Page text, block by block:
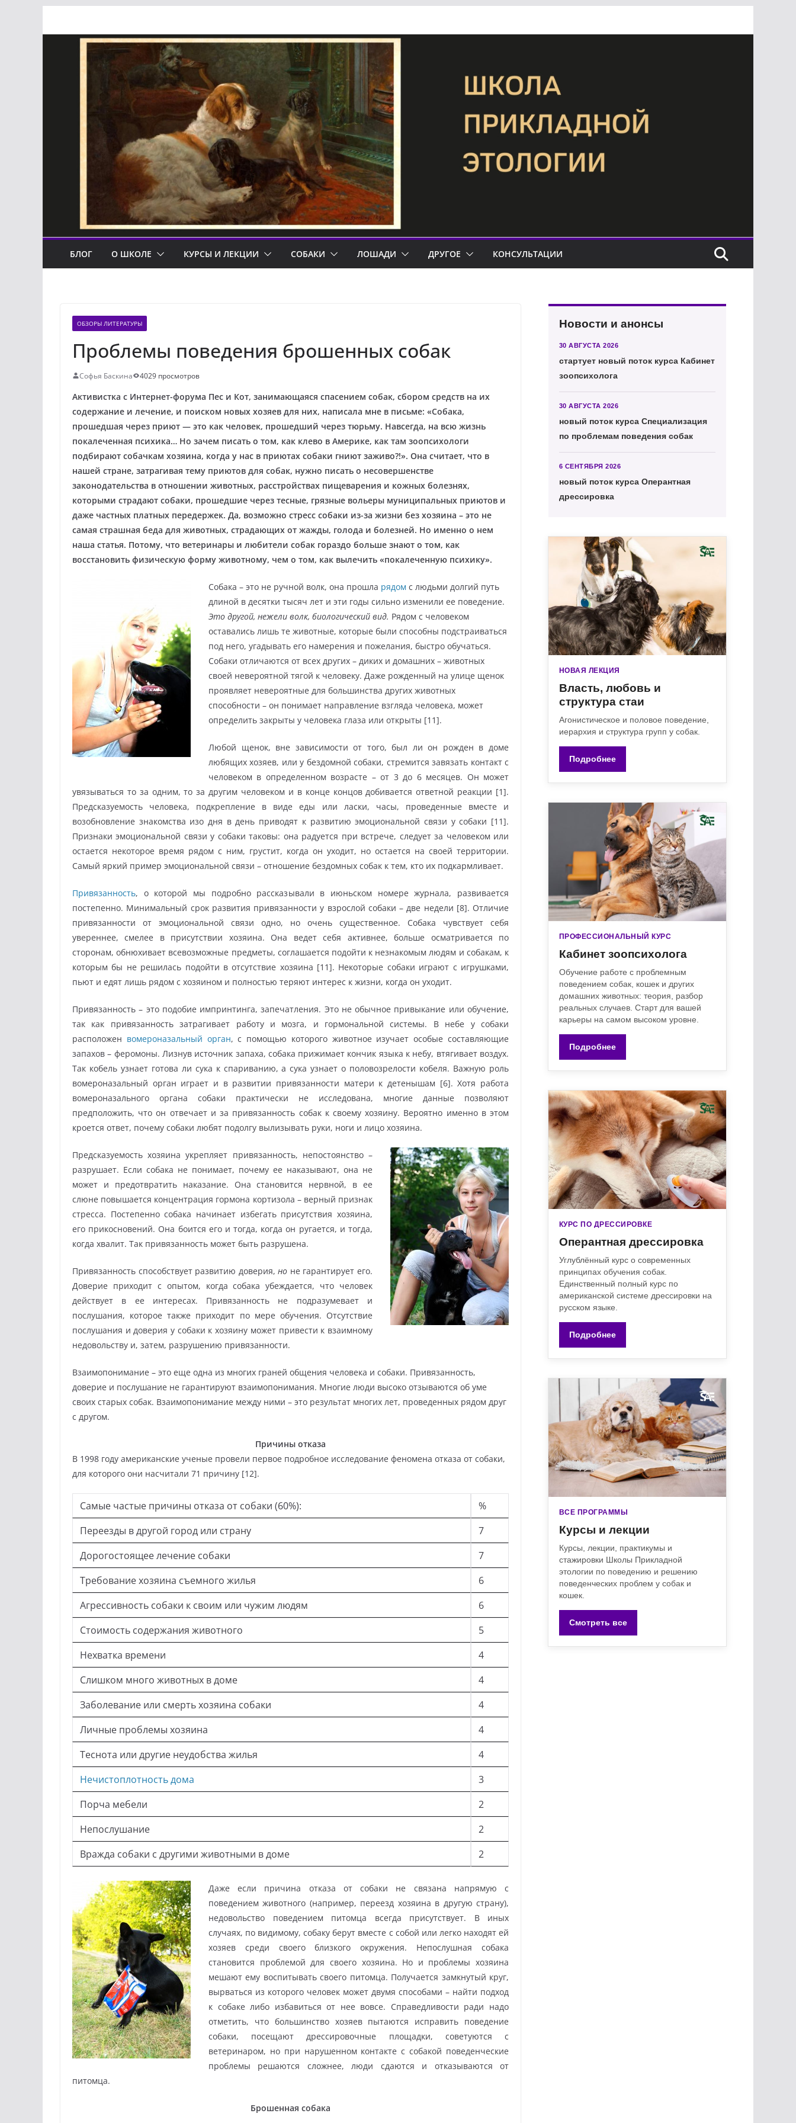
содержимому
БЛОГ О ШКОЛЕ КУРСЫ И ЛЕКЦИИ СОБАКИ ЛОШАДИ ДРУГОЕ КОНСУЛЬТАЦИИ
ОБЗОРЫ ЛИТЕРАТУРЫ
Проблемы поведения брошенных собак
Софья Баскина 4029 просмотров
Активистка с Интернет-форума Пес и Кот, занимающаяся спасением собак, сбором средств на их
содержание и лечение, и поиском новых хозяев для них, написала мне в письме: «Собака,
прошедшая через приют — это как человек, прошедший через тюрьму. Навсегда, на всю жизнь
покалеченная психика… Но зачем писать о том, как клево в Америке, как там зоопсихологи
подбирают собачкам хозяина, когда у нас в приютах собаки гниют заживо?!». Она считает, что в
нашей стране, затрагивая тему приютов для собак, нужно писать о несовершенстве
законодательства в отношении животных, расстройствах пищеварения и кожных болезнях,
которыми страдают собаки, прошедшие через тесные, грязные вольеры муниципальных приютов и
даже частных платных передержек. Да, возможно стресс собаки из-за жизни без хозяина – это не
самая страшная беда для животных, страдающих от жажды, голода и болезней. Но именно о нем
наша статья. Потому, что ветеринары и любители собак гораздо больше знают о том, как
восстановить физическую форму животному, чем о том, как вылечить «покалеченную психику».
Собака – это не ручной волк, она прошла рядом с людьми долгий путь
длиной в десятки тысяч лет и эти годы сильно изменили ее поведение.
Это другой, нежели волк, биологический вид. Рядом с человеком
оставались лишь те животные, которые были способны подстраиваться
под него, угадывать его намерения и пожелания, быстро обучаться.
Собаки отличаются от всех других – диких и домашних – животных
своей невероятной тягой к человеку. Даже рожденный на улице щенок
проявляет невероятные для большинства других животных
способности – он понимает направление взгляда человека, может
определить закрыты у человека глаза или открыты [11].
Любой щенок, вне зависимости от того, был ли он рожден в доме
любящих хозяев, или у бездомной собаки, стремится завязать контакт с
человеком в определенном возрасте – от 3 до 6 месяцев. Он может
увязываться то за одним, то за другим человеком и в конце концов добивается ответной реакции [1].
Предсказуемость человека, подкрепление в виде еды или ласки, часы, проведенные вместе и
возобновление знакомства изо дня в день приводят к развитию эмоциональной связи у собаки [11].
Признаки эмоциональной связи у собаки таковы: она радуется при встрече, следует за человеком или
остается некоторое время рядом с ним, грустит, когда он уходит, но остается на своей территории.
Самый яркий пример эмоциональной связи – отношение бездомных собак к тем, кто их подкармливает.
Привязанность, о которой мы подробно рассказывали в июньском номере журнала, развивается
постепенно. Минимальный срок развития привязанности у взрослой собаки – две недели [8]. Отличие
привязанности от эмоциональной связи одно, но очень существенное. Собака чувствует себя
увереннее, смелее в присутствии хозяина. Она ведет себя активнее, больше осматривается по
сторонам, обнюхивает всевозможные предметы, соглашается подойти к незнакомым людям и собакам, к
которым бы не решилась подойти в отсутствие хозяина [11]. Некоторые собаки играют с игрушками,
пьют и едят лишь рядом с хозяином и полностью теряют интерес к жизни, когда он уходит.
Привязанность – это подобие импринтинга, запечатления. Это не обычное привыкание или обучение,
так как привязанность затрагивает работу и мозга, и гормональной системы. В небе у собаки
расположен вомероназальный орган, с помощью которого животное изучает особые составляющие
запахов – феромоны. Лизнув источник запаха, собака прижимает кончик языка к небу, втягивает воздух.
Так кобель узнает готова ли сука к спариванию, а сука узнает о половозрелости кобеля. Важную роль
вомероназальный орган играет и в развитии привязанности матери к детенышам [6]. Хотя работа
вомероназального органа собаки практически не исследована, многие данные позволяют
предположить, что он отвечает и за привязанность собак к своему хозяину. Вероятно именно в этом
кроется ответ, почему собаки любят подолгу вылизывать руки, ноги и лицо хозяина.
Предсказуемость хозяина укрепляет привязанность, непостоянство –
разрушает. Если собака не понимает, почему ее наказывают, она не
может и предотвратить наказание. Она становится нервной, в ее
слюне повышается концентрация гормона кортизола – верный признак
стресса. Постепенно собака начинает избегать присутствия хозяина,
его прикосновений. Она боится его и тогда, когда он ругается, и тогда,
когда хвалит. Так привязанность может быть разрушена.
Привязанность способствует развитию доверия,но не гарантирует его.
Доверие приходит с опытом, когда собака убеждается, что человек
действует в ее интересах. Привязанность не подразумевает и
послушания, которое также приходит по мере обучения. Отсутствие
послушания и доверия у собаки к хозяину может привести к взаимному
недовольству и, затем, разрушению привязанности.
Взаимопонимание – это еще одна из многих граней общения человека и собаки. Привязанность,
доверие и послушание не гарантируют взаимопонимания. Многие люди высоко отзываются об уме
своих старых собак. Взаимопонимание между ними – это результат многих лет, проведенных рядом друг
с другом.
Причины отказа
В 1998 году американские ученые провели первое подробное исследование феномена отказа от собаки,
для которого они насчитали 71 причину [12].
Самые частые причины отказа от собаки (60%):
%
Переезды в другой город или страну
7
Дорогостоящее лечение собаки
7
Требование хозяина съемного жилья
6
Агрессивность собаки к своим или чужим людям
6
Стоимость содержания животного
5
Нехватка времени
4
Слишком много животных в доме
4
Заболевание или смерть хозяина собаки
4
Личные проблемы хозяина
4
Теснота или другие неудобства жилья
4
Нечистоплотность дома
3
Порча мебели
2
Непослушание
2
Вражда собаки с другими животными в доме
2
Даже если причина отказа от собаки не связана напрямую с
поведением животного (например, переезд хозяина в другую страну),
недовольство поведением питомца всегда присутствует. В иных
случаях, по видимому, собаку берут вместе с собой или легко находят ей
хозяев среди своего близкого окружения. Непослушная собака
становится проблемой для своего хозяина. Но и проблемы хозяина
мешают ему воспитывать своего питомца. Получается замкнутый круг,
вырваться из которого человек может двумя способами – найти подход
к собаке либо избавиться от нее вовсе. Справедливости ради надо
отметить, что большинство хозяев пытаются исправить поведение
собаки, посещают дрессировочные площадки, советуются с
ветеринаром, но при нарушенном контакте с собакой поведенческие
проблемы решаются сложнее, люди сдаются и отказываются от
питомца.
Брошенная собака
Новости и анонсы
30 АВГУСТА 2026
стартует новый поток курса Кабинет
зоопсихолога
30 АВГУСТА 2026
новый поток курса Специализация
по проблемам поведения собак
6 СЕНТЯБРЯ 2026
новый поток курса Оперантная
дрессировка
НОВАЯ ЛЕКЦИЯ
Власть, любовь и
структура стаи
Агонистическое и половое поведение,
иерархия и структура групп у собак.
Подробнее
ПРОФЕССИОНАЛЬНЫЙ КУРС
Кабинет зоопсихолога
Обучение работе с проблемным
поведением собак, кошек и других
домашних животных: теория, разбор
реальных случаев. Старт для вашей
карьеры на самом высоком уровне.
Подробнее
КУРС ПО ДРЕССИРОВКЕ
Оперантная дрессировка
Углублённый курс о современных
принципах обучения собак.
Единственный полный курс по
американской системе дрессировки на
русском языке.
Подробнее
ВСЕ ПРОГРАММЫ
Курсы и лекции
Курсы, лекции, практикумы и
стажировки Школы Прикладной
этологии по поведению и решению
поведенческих проблем у собак и
кошек.
Смотреть все